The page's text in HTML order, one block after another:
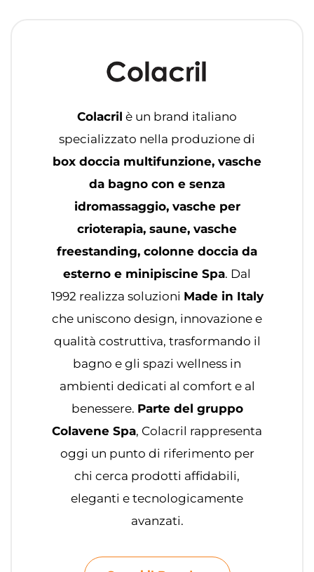
Colacril è un brand italiano
specializzato nella produzione di
box doccia multifunzione, vasche
da bagno con e senza
idromassaggio, vasche per
crioterapia, saune, vasche
freestanding, colonne doccia da
esterno e minipiscine Spa. Dal
1992 realizza soluzioni Made in Italy
che uniscono design, innovazione e
qualità costruttiva, trasformando il
bagno e gli spazi wellness in
ambienti dedicati al comfort e al
benessere. Parte del gruppo
Colavene Spa, Colacril rappresenta
oggi un punto di riferimento per
chi cerca prodotti affidabili,
eleganti e tecnologicamente
avanzati.